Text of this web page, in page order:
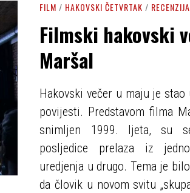
FILM / HAKOVSKI ČETVRTAK / RECENZIJA
Filmski hakovski
Maršal
Hakovski večer u maju je
povijesti. Predstavom filma
snimljen 1999. ljeta, su
posljedice prelaza iz
uredjenja u drugo. Tema je
da človik u novom svitu